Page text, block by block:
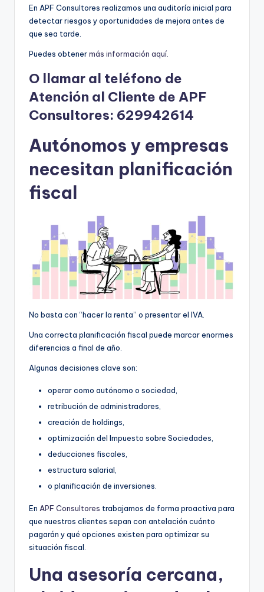
En APF Consultores realizamos una auditoría inicial para
detectar riesgos y oportunidades de mejora antes de
que sea tarde.
Puedes obtenermás información aquí.
O llamar al teléfono de
Atención al Cliente de APF
Consultores: 629942614
Autónomos y empresas
necesitan planificación
fiscal
No basta con “hacer la renta” o presentar el IVA.
Una correcta planificación fiscal puede marcar enormes
diferencias a final de año.
Algunas decisiones clave son:
operar como autónomo o sociedad,
retribución de administradores,
creación de holdings,
optimización del Impuesto sobre Sociedades,
deducciones fiscales,
estructura salarial,
o planificación de inversiones.
En APF Consultores trabajamos de forma proactiva para
que nuestros clientes sepan con antelación cuánto
pagarán y qué opciones existen para optimizar su
situación fiscal.
Una asesoría cercana,